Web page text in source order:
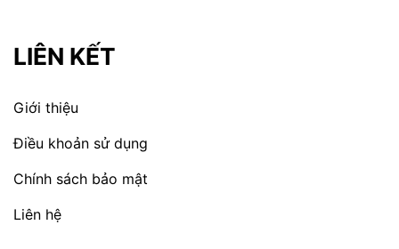
LIÊN KẾT
Giới thiệu
Điều khoản sử dụng
Chính sách bảo mật
Liên hệ